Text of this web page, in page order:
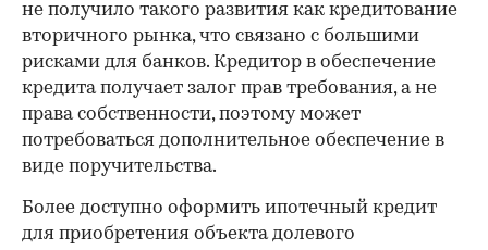
не получило такого развития как кредитование
вторичного рынка, что связано с большими
рисками для банков. Кредитор в обеспечение
кредита получает залог прав требования, а не
права собственности, поэтому может
потребоваться дополнительное обеспечение в
виде поручительства.
Более доступно оформить ипотечный кредит
для приобретения объекта долевого